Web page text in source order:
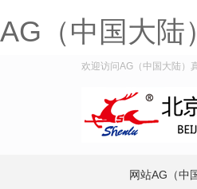
AG（中国大陆
欢迎访问AG（中国大陆）
网站AG（中